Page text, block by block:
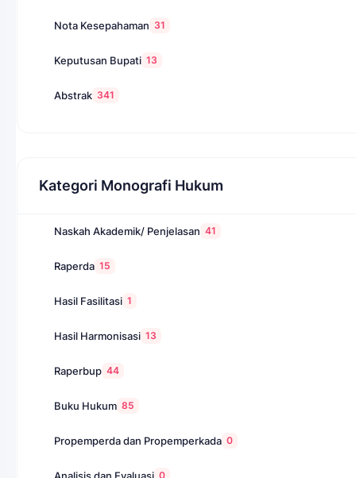
Nota Kesepahaman 31
Keputusan Bupati 13
Abstrak 341
Kategori Monografi Hukum
Naskah Akademik/ Penjelasan 41
Raperda 15
Hasil Fasilitasi 1
Hasil Harmonisasi 13
Raperbup 44
Buku Hukum 85
Propemperda dan Propemperkada 0
0